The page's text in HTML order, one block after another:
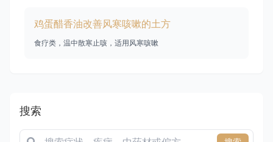
鸡蛋醋香油改善风寒咳嗽的土方
食疗类，温中散寒止咳，适用风寒咳嗽
搜索